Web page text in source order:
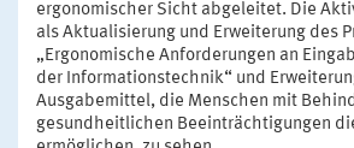
ergonomischer Sicht abgeleitet. Die
als Aktualisierung und Erweiterung des
„Ergonomische Anforderungen an
der Informationstechnik“ und
Ausgabemittel, die Menschen mit
gesundheitlichen Beeinträchtigungen